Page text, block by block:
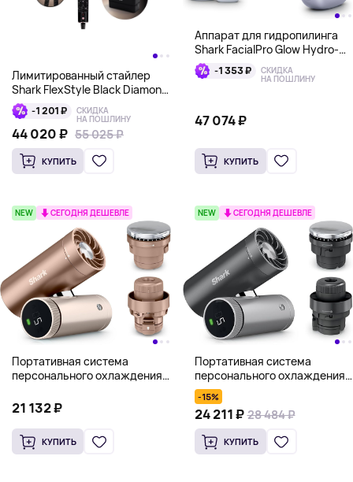
Лимитированный стайлер
Shark FlexStyle Black Diamond
Sparkle (20 000 кристаллов),
черный
-1 201 ₽ СКИДКА
НА ПОШЛИНУ
44 020 ₽ 55 025 ₽
КУПИТЬ
Аппарат для гидропилинга
Shark FacialPro Glow Hydro-
Powered Facial System с
насадкой DePuffi (Hot &
-1 353 ₽ СКИДКА
НА ПОШЛИНУ
47 074 ₽
КУПИТЬ
NEW СЕГОДНЯ ДЕШЕВЛЕ
Портативная система
персонального охлаждения
21 132 ₽
КУПИТЬ
NEW СЕГОДНЯ ДЕШЕВЛЕ
Портативная система
персонального охлаждения
Shark ChillPill 3-in-1, черный
-15%
24 211 ₽ 28 484 ₽
КУПИТЬ